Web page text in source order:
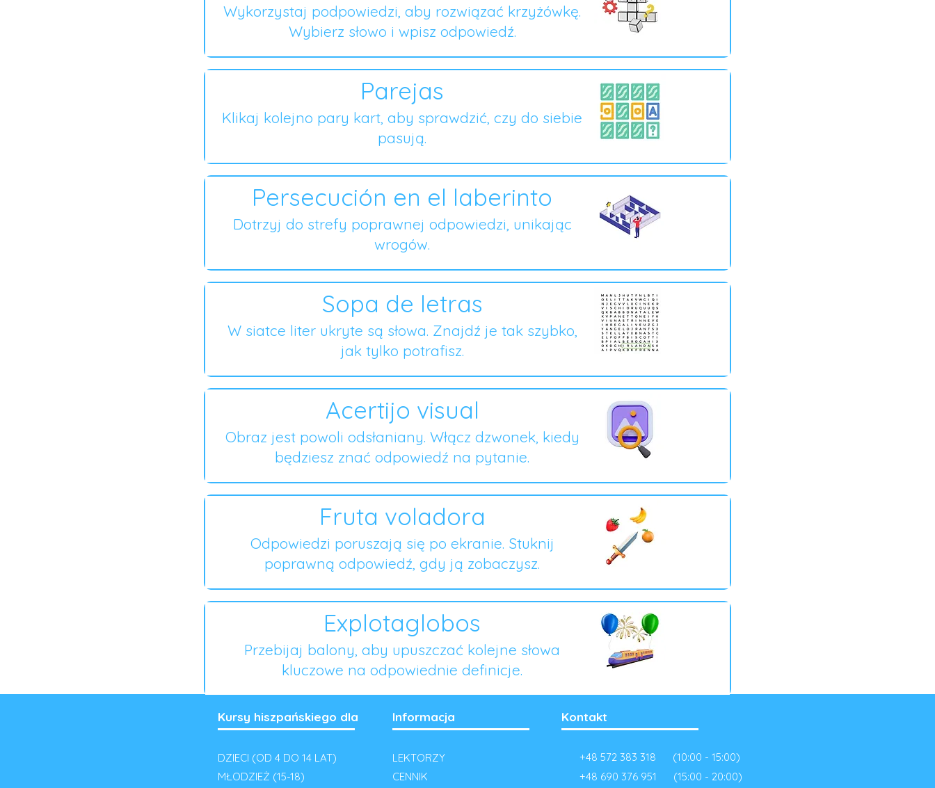
Wykorzystaj podpowiedzi, aby rozwiązać krzyżówkę.
Wybierz słowo i wpisz odpowiedź.
Parejas
Klikaj kolejno pary kart, aby sprawdzić, czy do siebie
pasują.
Persecución en el laberinto
Dotrzyj do strefy poprawnej odpowiedzi, unikając
wrogów.
Sopa de letras
W siatce liter ukryte są słowa. Znajdź je tak szybko,
jak tylko potrafisz.
Acertijo visual
Obraz jest powoli odsłaniany. Włącz dzwonek, kiedy
będziesz znać odpowiedź na pytanie.
Fruta voladora
Odpowiedzi poruszają się po ekranie. Stuknij
poprawną odpowiedź, gdy ją zobaczysz.
Explotaglobos
Przebijaj balony, aby upuszczać kolejne słowa
kluczowe na odpowiednie definicje.
Kursy hiszpańskiego dla
DZIECI (OD 4 DO 14 LAT)
MŁODZIEŻ (15-18)
Informacja
LEKTORZY
CENNIK
Kontakt
+48 572 383 318 (10:00 - 15:00)
+48 690 376 951 (15:00 - 20:00)